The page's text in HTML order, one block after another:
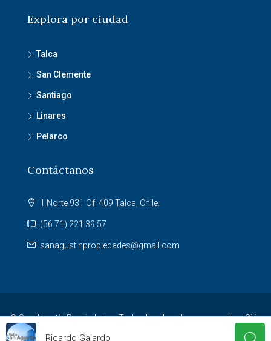
Explora por ciudad
Talca
San Clemente
Santiago
Linares
Pelarco
Contáctanos
1 Norte 931 Of. 409 Talca, Chile.
(56 71) 221 39 57
sanagustinpropiedades@gmail.com
© San Agustín Propiedades. Todos los derechos reservados. Sitio
desarrollado por
Ricardo Gajardo